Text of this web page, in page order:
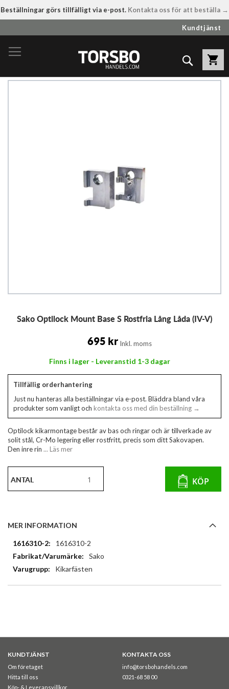
Beställningar görs tillfälligt via e-post. Kontakta oss för att beställa →
till
innehållet
Kundtjänst
Sök
Sako Optilock Mount Base S Rostfria Lång Låda (IV-V)
695 kr Inkl. moms
Finns i lager - Leveranstid 1-3 dagar
Tillfällig orderhantering
Just nu hanteras alla beställningar via e-post. Bläddra bland våra
produkter som vanligt och kontakta oss med din beställning →
Optilock kikarmontage består av bas och ringar och är tillverkade av
solit stål, Cr-Mo legering eller rostfritt, precis som ditt Sakovapen.
Den inre rin ... Läs mer
ANTAL KÖP
MER INFORMATION
Mer
information
1616310-2
Sako
Kikarfästen
KUNDTJÄNST
Om företaget
Hitta till oss
Köp- & Leveransvillkor
KONTAKTA OSS
info@torsbohandels.com
0321-68 58 00